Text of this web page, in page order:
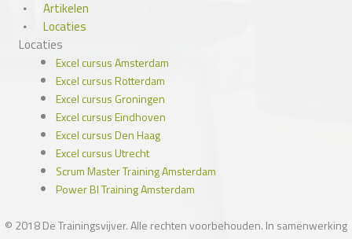
Artikelen
Locaties
Locaties
Excel cursus Amsterdam
Excel cursus Rotterdam
Excel cursus Groningen
Excel cursus Eindhoven
Excel cursus Den Haag
Excel cursus Utrecht
Scrum Master Training Amsterdam
Power BI Training Amsterdam
© 2018 De Trainingsvijver. Alle rechten voorbehouden. In samenwerking